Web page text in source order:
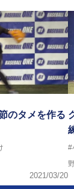
のタメを作る
2021/03/20
#